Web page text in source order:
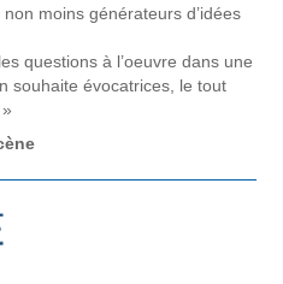
moins générateurs d’idées
questions à l’oeuvre dans une
souhaite évocatrices, le tout